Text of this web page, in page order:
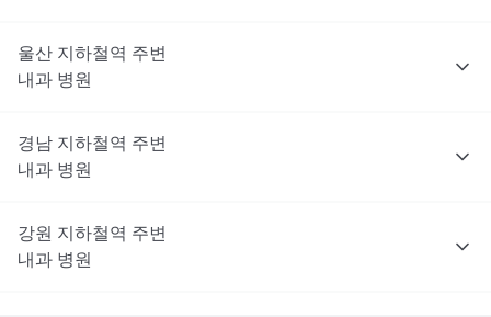
울산 지하철역 주변
내과 병원
경남 지하철역 주변
내과 병원
강원 지하철역 주변
내과 병원